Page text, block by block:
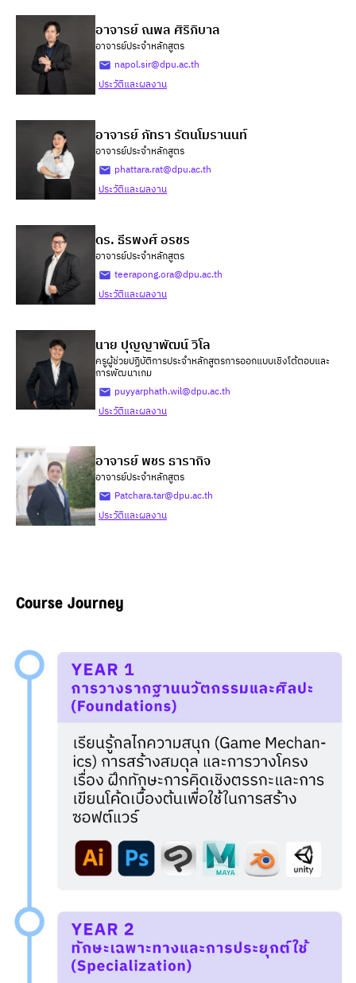
อาจารย์ ณพล ศิริภิบาล
อาจารย์ประจำหลักสูตร
napol.sir@dpu.ac.th
ประวัติและผลงาน
อาจารย์ ภัทรา รัตนโมรานนท์
อาจารย์ประจำหลักสูตร
phattara.rat@dpu.ac.th
ประวัติและผลงาน
ดร. ธีรพงศ์ อรชร
อาจารย์ประจำหลักสูตร
teerapong.ora@dpu.ac.th
ประวัติและผลงาน
นาย ปุญญาพัฒน์ วิโล
ครูผู้ช่วยปฏิบัติการประจำหลักสูตรการออกแบบเชิงโต้ตอบและ
การพัฒนาเกม
puyyarphath.wil@dpu.ac.th
ประวัติและผลงาน
อาจารย์ พชร ธารากิจ
อาจารย์ประจำหลักสูตร
Patchara.tar@dpu.ac.th
ประวัติและผลงาน
Course Journey